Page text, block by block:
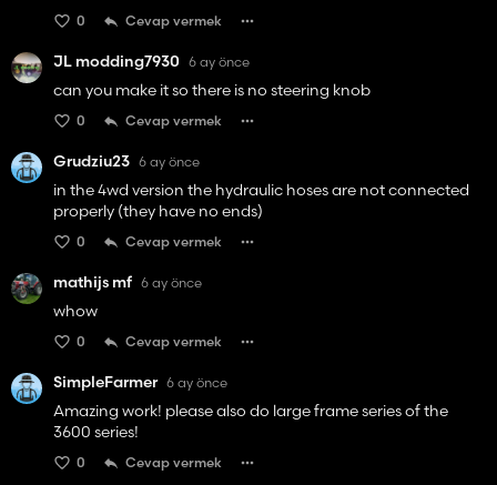
0 Cevap vermek
JL modding7930 6 ay önce
can you make it so there is no steering knob
0 Cevap vermek
Grudziu23 6 ay önce
in the 4wd version the hydraulic hoses are not connected
properly (they have no ends)
0 Cevap vermek
mathijs mf 6 ay önce
whow
0 Cevap vermek
SimpleFarmer 6 ay önce
Amazing work! please also do large frame series of the
3600 series!
0 Cevap vermek